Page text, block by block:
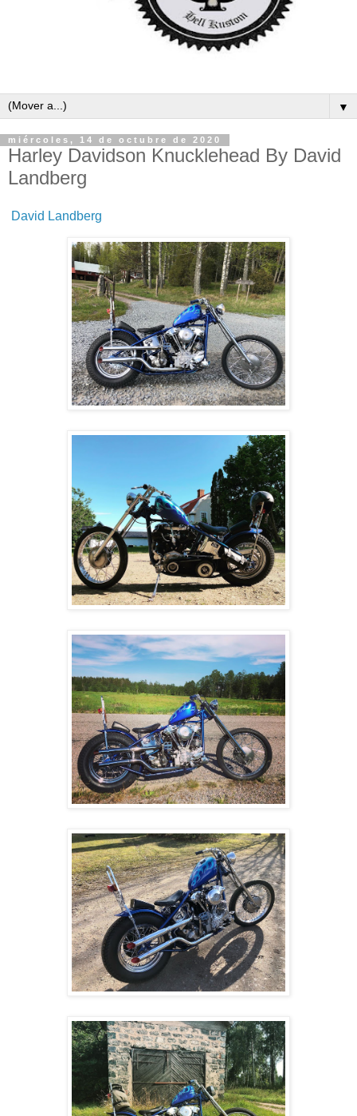
▼
miércoles, 14 de octubre de 2020
Harley Davidson Knucklehead By David
Landberg
David Landberg